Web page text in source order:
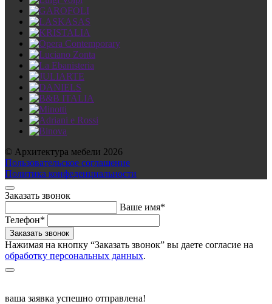
© Архитектура мебели 2026
Пользовательское соглашение
Политика конфеденциальности
Заказать звонок
Ваше имя*
Телефон*
Нажимая на кнопку “Заказать звонок” вы даете согласие на
обработку персональных данных.
ваша заявка успешно отправлена!